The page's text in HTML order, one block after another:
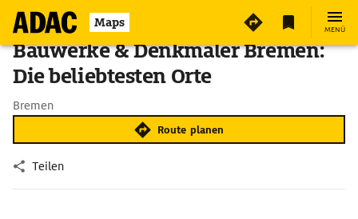
Maps MENÜ
Bauwerke & Denkmäler Bremen:
Die beliebtesten Orte
Bremen
Route planen
Teilen